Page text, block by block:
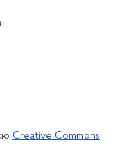
Creative Commons